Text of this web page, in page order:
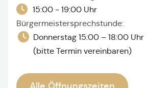
15:00 - 19:00 Uhr
Bürgermeistersprechstunde:
Donnerstag 15:00 – 18:00 Uhr
(bitte Termin vereinbaren)